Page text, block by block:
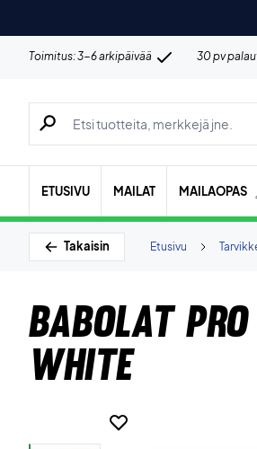
Toimitus: 3-6 arkipäivää 30 pv
Hae tuotteita, merkkejä jne.
ETUSIVU MAILAT MAILAOPAS
Takaisin Etusivu
Babolat
White